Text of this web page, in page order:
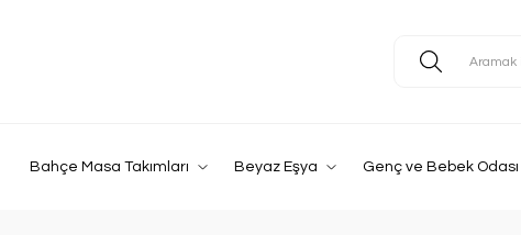
Bahçe Masa Takımları Beyaz Eşya Genç ve Bebek Odası